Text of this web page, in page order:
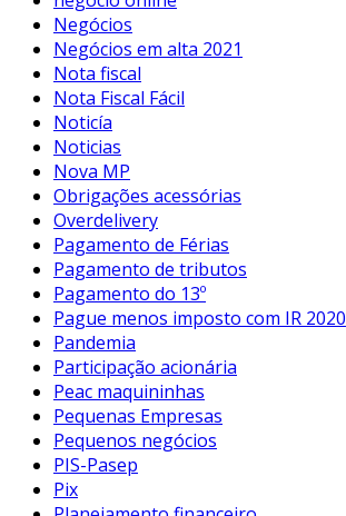
Negócios
Negócios em alta 2021
Nota fiscal
Nota Fiscal Fácil
Noticía
Noticias
Nova MP
Obrigações acessórias
Overdelivery
Pagamento de Férias
Pagamento de tributos
Pagamento do 13º
Pague menos imposto com IR 2020
Pandemia
Participação acionária
Peac maquininhas
Pequenas Empresas
Pequenos negócios
PIS-Pasep
Pix